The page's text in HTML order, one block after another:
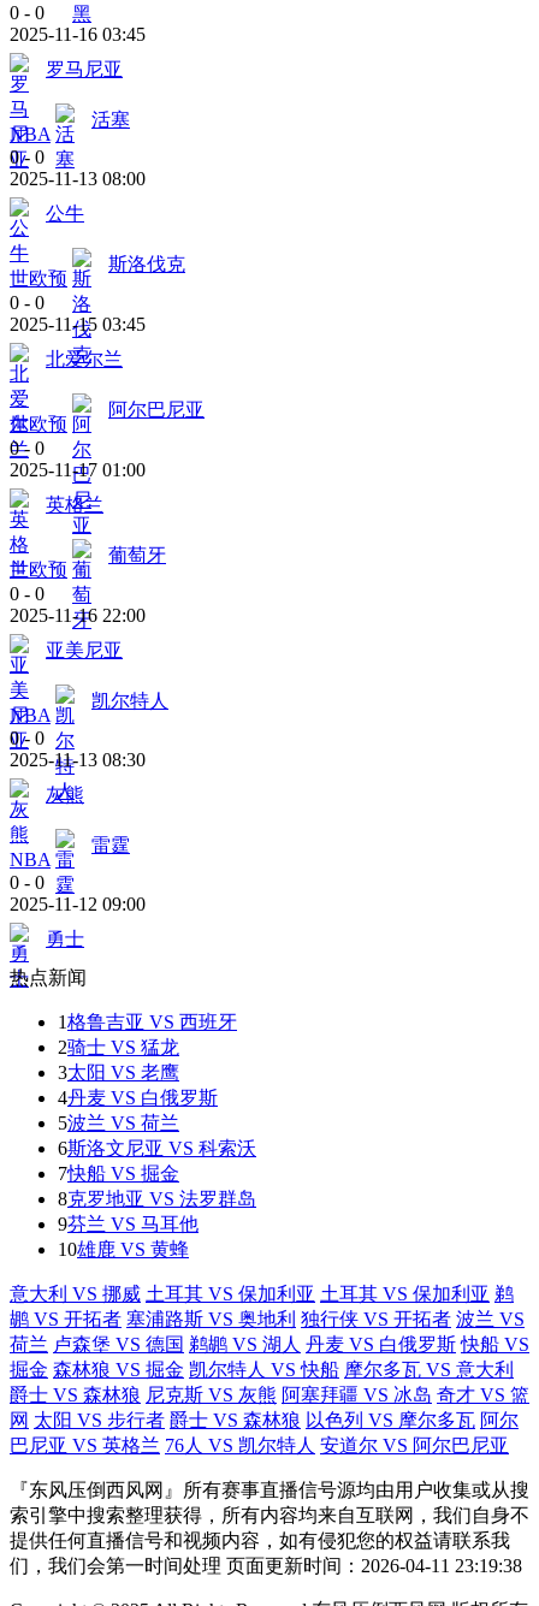
0 - 0
2025-11-16 03:45
罗马尼亚
NBA
活塞
0 - 0
2025-11-13 08:00
公牛
世欧预
斯洛伐克
0 - 0
2025-11-15 03:45
北爱尔兰
世欧预
阿尔巴尼亚
0 - 0
2025-11-17 01:00
英格兰
世欧预
葡萄牙
0 - 0
2025-11-16 22:00
亚美尼亚
NBA
凯尔特人
0 - 0
2025-11-13 08:30
灰熊
NBA
雷霆
0 - 0
2025-11-12 09:00
勇士
热点新闻
1格鲁吉亚 VS 西班牙
2骑士 VS 猛龙
3太阳 VS 老鹰
4丹麦 VS 白俄罗斯
5波兰 VS 荷兰
6斯洛文尼亚 VS 科索沃
7快船 VS 掘金
8克罗地亚 VS 法罗群岛
9芬兰 VS 马耳他
10雄鹿 VS 黄蜂
意大利 VS 挪威 土耳其 VS 保加利亚 土耳其 VS 保加利亚 鹈
鹕 VS 开拓者 塞浦路斯 VS 奥地利 独行侠 VS 开拓者 波兰 VS
荷兰 卢森堡 VS 德国 鹈鹕 VS 湖人 丹麦 VS 白俄罗斯 快船 VS
掘金 森林狼 VS 掘金 凯尔特人 VS 快船 摩尔多瓦 VS 意大利
爵士 VS 森林狼 尼克斯 VS 灰熊 阿塞拜疆 VS 冰岛 奇才 VS 篮
网 太阳 VS 步行者 爵士 VS 森林狼 以色列 VS 摩尔多瓦 阿尔
巴尼亚 VS 英格兰 76人 VS 凯尔特人 安道尔 VS 阿尔巴尼亚
『东风压倒西风网』所有赛事直播信号源均由用户收集或从搜
索引擎中搜索整理获得，所有内容均来自互联网，我们自身不
提供任何直播信号和视频内容，如有侵犯您的权益请联系我
们，我们会第一时间处理 页面更新时间：2026-04-11 23:19:38